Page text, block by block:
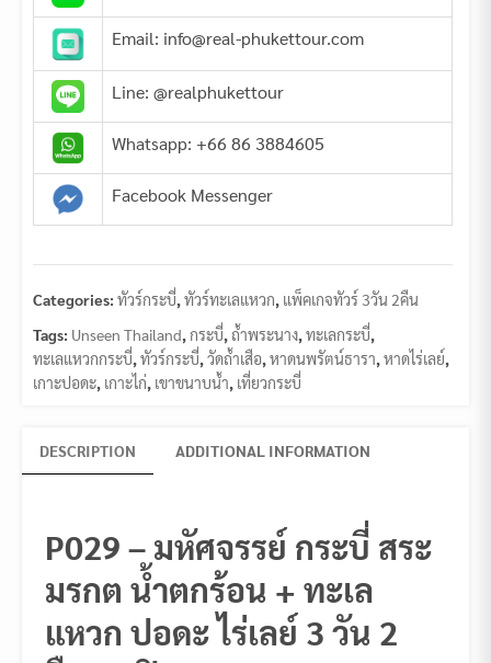
Email: info@real-phukettour.com
Line: @realphukettour
Whatsapp: +66 86 3884605
Facebook Messenger
Categories: ทัวร์กระบี่,ทัวร์ทะเลแหวก, แพ็คเกจทัวร์ 3วัน 2คืน
Tags: Unseen Thailand,กระบี่,ถ้ำพระนาง,ทะเลกระบี่,
ทะเลแหวกกระบี่,ทัวร์กระบี่,วัดถ้ำเสือ,หาดนพรัตน์ธารา,หาดไร่เลย์,
เกาะปอดะ, เกาะไก่, เขาขนาบน้ำ, เที่ยวกระบี่
DESCRIPTION ADDITIONAL INFORMATION
P029 – มหัศจรรย์ กระบี่ สระ
มรกต น้ำตกร้อน + ทะเล
แหวก ปอดะ ไร่เลย์ 3 วัน 2